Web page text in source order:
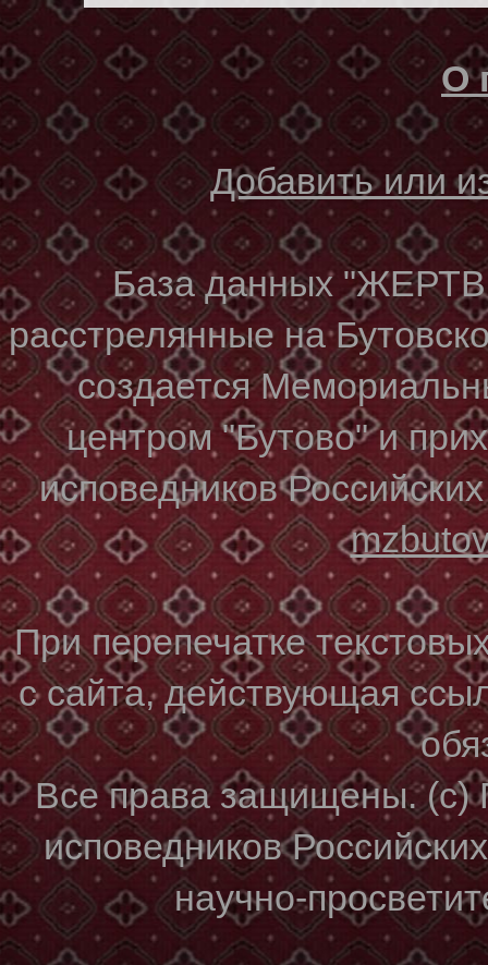
О
Добавить или
База данных
расстрелянные на
создается
центром "Бутово" и
исповедников
При перепечатке
с сайта, действующая
Все права защищены. (с)
исповедников
научно-